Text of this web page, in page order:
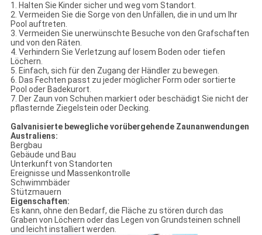
1. Halten Sie Kinder sicher und weg vom Standort.
2. Vermeiden Sie die Sorge von den Unfällen, die in und um Ihr
Pool auftreten.
3. Vermeiden Sie unerwünschte Besuche von den Grafschaften
und von den Räten.
4. Verhindern Sie Verletzung auf losem Boden oder tiefen
Löchern.
5. Einfach, sich für den Zugang der Händler zu bewegen.
6. Das Fechten passt zu jeder möglicher Form oder sortierte
Pool oder Badekurort.
7. Der Zaun von Schuhen markiert oder beschädigt Sie nicht der
pflasternde Ziegelstein oder Decking.
Galvanisierte bewegliche vorübergehende Zaunanwendungen
Australiens:
Bergbau
Gebäude und Bau
Unterkunft von Standorten
Ereignisse und Massenkontrolle
Schwimmbäder
Stützmauern
Eigenschaften:
Es kann, ohne den Bedarf, die Fläche zu stören durch das
Graben von Löchern oder das Legen von Grundsteinen schnell
und leicht installiert werden.